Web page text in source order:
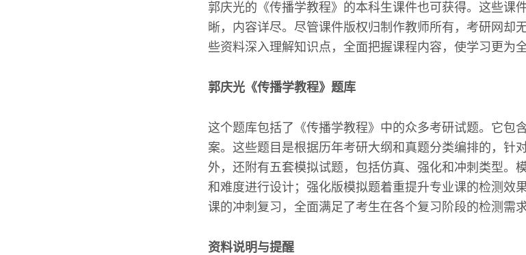
郭庆光的《传播学教程》的本科生课件也可获得。这些课
晰，内容详尽。尽管课件版权归制作教师所有，考研网却
些资料深入理解知识点，全面把握课程内容，使学习更为
郭庆光《传播学教程》题库
这个题库包括了《传播学教程》中的众多考研试题。它包
案。这些题目是根据历年考研大纲和真题分类编排的，针
外，还附有五套模拟试题，包括仿真、强化和冲刺类型。
和难度进行设计；强化版模拟题着重提升专业课的检测效
课的冲刺复习，全面满足了考生在各个复习阶段的检测需求
资料说明与提醒